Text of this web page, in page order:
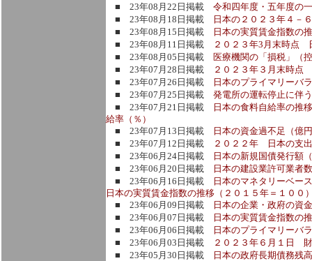
■ 23年08月22日掲載 令和四年度・五年度の
■ 23年08月18日掲載
日本の２０２３年４－
■ 23年08月15日掲載
日本の実質賃金指数の
■ 23年08月11日掲載
２０２３年3月末時点
■ 23年08月05日掲載 医療機関の「損税」（
■ 23年07月28日掲載 ２０２３年３月末時点
■ 23年07月26日掲載
日本のプライマリーバ
■ 23年07月25日掲載 発電所の運転停止に伴
■ 23年07月21日掲載
日本の食料自給率の推
給率（％）
■ 23年07月13日掲載
日本の資金過不足（億
■ 23年07月12日掲載
２０２２年 日本の支
■ 23年06月24日掲載
日本の新規国債発行額
■ 23年06月20日掲載 日本の建設業許可業者
■ 23年06月16日掲載
日本のマネタリーベー
日本の実質賃金指数の推移（２０１５年＝１００
■ 23年06月09日掲載 日本の企業・政府の資
■ 23年06月07日掲載
日本の実質賃金指数の
■ 23年06月06日掲載
日本のプライマリーバ
■ 23年06月03日掲載
２０２３年６月１日
■ 23年05月30日掲載 日本の政府長期債務残